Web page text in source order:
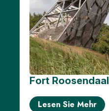
Fort Roosendaal
Lesen Sie Mehr